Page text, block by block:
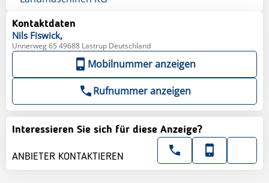
Kontaktdaten
Nils Fiswick,
Unnerweg 65 49688 Lastrup Deutschland
Mobilnummer anzeigen
Rufnummer anzeigen
Interessieren Sie sich für diese Anzeige?
ANBIETER KONTAKTIEREN